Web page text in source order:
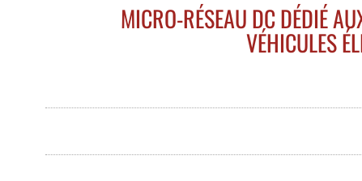
MICRO-RÉSEAU DC DÉDIÉ
VÉHICULES